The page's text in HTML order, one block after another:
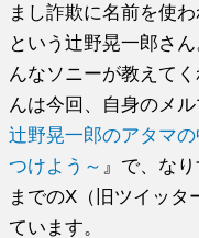
まし詐欺に名前を使
という辻野晃一郎さ
んなソニーが教えて
んは今回、自身のメル
辻野晃一郎のアタマ
つけよう～ 』で、な
までのX（旧ツイッタ
ています。